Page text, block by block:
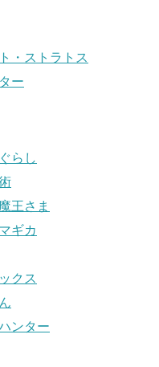
・ストラトス
ー
らし
王さま
ギカ
クス
ンター